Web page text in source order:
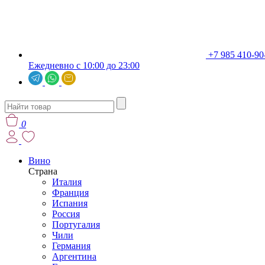
+7 985 410-
Ежедневно с 10:00 до 23:00
0
Вино
Страна
Италия
Франция
Испания
Россия
Португалия
Чили
Германия
Аргентина